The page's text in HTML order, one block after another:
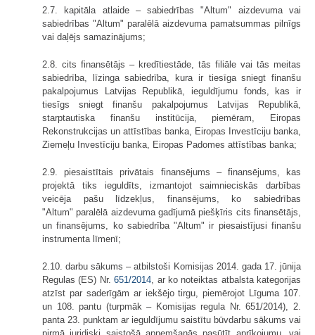
2.7. kapitāla atlaide – sabiedrības "Altum" aizdevuma vai
sabiedrības "Altum" paralēlā aizdevuma pamatsummas pilnīgs
vai daļējs samazinājums;
2.8. cits finansētājs – kredītiestāde, tās filiāle vai tās meitas
sabiedrība, līzinga sabiedrība, kura ir tiesīga sniegt finanšu
pakalpojumus Latvijas Republikā, ieguldījumu fonds, kas ir
tiesīgs sniegt finanšu pakalpojumus Latvijas Republikā,
starptautiska finanšu institūcija, piemēram, Eiropas
Rekonstrukcijas un attīstības banka, Eiropas Investīciju banka,
Ziemeļu Investīciju banka, Eiropas Padomes attīstības banka;
2.9. piesaistītais privātais finansējums – finansējums, kas
projektā tiks ieguldīts, izmantojot saimnieciskās darbības
veicēja pašu līdzekļus, finansējums, ko sabiedrības
"Altum" paralēlā aizdevuma gadījumā piešķīris cits finansētājs,
un finansējums, ko sabiedrība "Altum" ir piesaistījusi finanšu
instrumenta līmenī;
2.10. darbu sākums – atbilstoši Komisijas 2014. gada 17. jūnija
Regulas (ES) Nr.651/2014 , ar ko noteiktas atbalsta kategorijas
atzīst par saderīgām ar iekšējo tirgu, piemērojot Līguma 107.
un 108. pantu (turpmāk – Komisijas regula Nr. 651/2014), 2.
panta 23. punktam ar ieguldījumu saistītu būvdarbu sākums vai